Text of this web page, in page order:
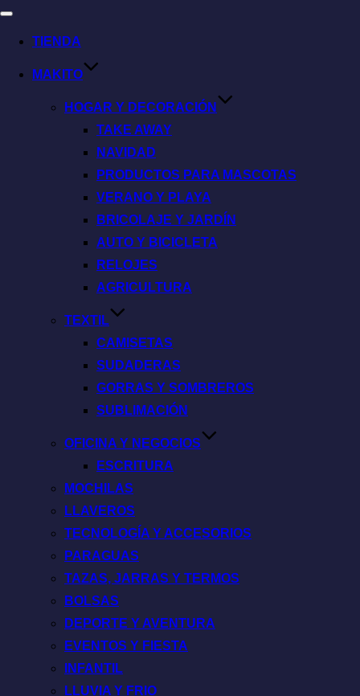
TIENDA
MAKITO
HOGAR Y DECORACIÓN
TAKE AWAY
NAVIDAD
PRODUCTOS PARA MASCOTAS
VERANO Y PLAYA
BRICOLAJE Y JARDÍN
AUTO Y BICICLETA
RELOJES
AGRICULTURA
TEXTIL
CAMISETAS
SUDADERAS
GORRAS Y SOMBREROS
SUBLIMACIÓN
OFICINA Y NEGOCIOS
ESCRITURA
MOCHILAS
LLAVEROS
TECNOLOGÍA Y ACCESORIOS
PARAGUAS
TAZAS, JARRAS Y TERMOS
BOLSAS
DEPORTE Y AVENTURA
EVENTOS Y FIESTA
INFANTIL
LLUVIA Y FRIO